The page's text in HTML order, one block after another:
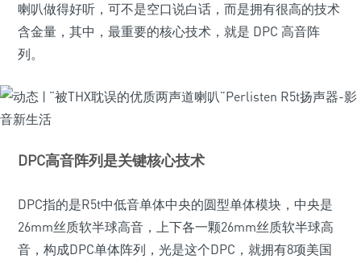
喇叭做得好听，可不是空口说白话，而是拥有很高的技术
含金量，其中，最重要的核心技术，就是 DPC 高音阵
列。
DPC高音阵列是关键核心技术
DPC指的是R5t中低音单体中央的圆型单体模块，中央是
26mm丝质软半球高音，上下各一颗26mm丝质软半球高
音，构成DPC单体阵列，光是这个DPC，就拥有8项美国